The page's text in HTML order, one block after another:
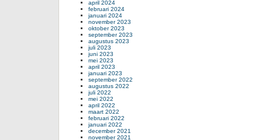
april 2024
februari 2024
januari 2024
november 2023
oktober 2023
september 2023
augustus 2023
juli 2023
juni 2023
mei 2023
april 2023
januari 2023
september 2022
augustus 2022
juli 2022
mei 2022
april 2022
maart 2022
februari 2022
januari 2022
december 2021
november 2021